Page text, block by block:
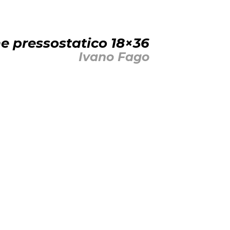
pressostatico 18×36
Ivano Fago